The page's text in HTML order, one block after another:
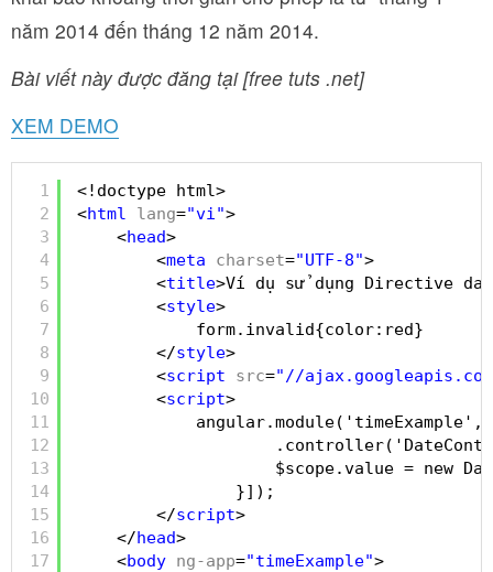
năm 2014 đến tháng 12 năm 2014.
Bài viết này được đăng tại [free tuts .net]
XEM DEMO
1
2
3
4
5
6
7
8
9
10
11
12
13
14
15
16
17
<!doctype html>
<html lang="vi">
<head>
<meta charset="UTF-8">
<title>Ví dụ sử dụng Directive
<style>
form.invalid{color:red}
</style>
<script src="//
<script>
$scope.value = new
}]);
</script>
</head>
<body ng-app="timeExample">